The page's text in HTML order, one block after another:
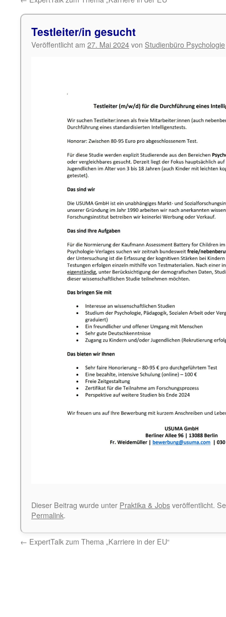
Testleiter/in gesucht
Veröffentlicht am 27. Mai 2024von Studienbüro Psychologie
Dieser Beitrag wurde unter Praktika & Jobsveröffentlicht.
Permalink.
← ExpertTalk zum Thema „Karriere in der EU“